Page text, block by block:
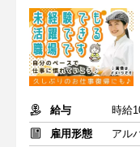
給与
雇用形態
アル